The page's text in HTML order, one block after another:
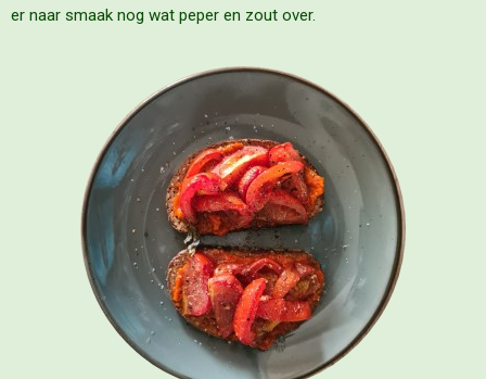
er naar smaak nog wat peper en zout over.